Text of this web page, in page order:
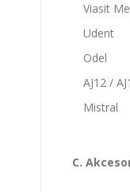
Viasit
Udent
Odel
AJ12 /
Mistral
C.